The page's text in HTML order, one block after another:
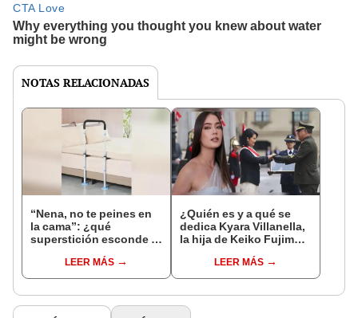
NOTAS RELACIONADAS
“Nena, no te peines en
la cama”: ¿qué
superstición esconde la
Enanitos Verdes?
LEER MÁS
¿Quién es y a qué se
dedica Kyara Villanella,
la hija de Keiko Fujimori
nivel nacional?
LEER MÁS